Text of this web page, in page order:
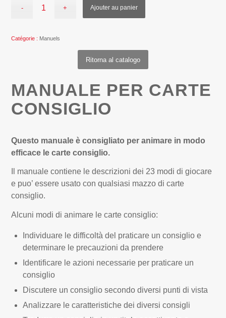
Ajouter au panier
Catégorie : Manuels
Ritorna al catalogo
MANUALE PER CARTE
CONSIGLIO
Questo manuale è consigliato per animare in modo
efficace le carte consiglio.
Il manuale contiene le descrizioni dei 23 modi di giocare
e puo’ essere usato con qualsiasi mazzo di carte
consiglio.
Alcuni modi di animare le carte consiglio:
Individuare le difficoltà del praticare un consiglio e
determinare le precauzioni da prendere
Identificare le azioni necessarie per praticare un
consiglio
Discutere un consiglio secondo diversi punti di vista
Analizzare le caratteristiche dei diversi consigli